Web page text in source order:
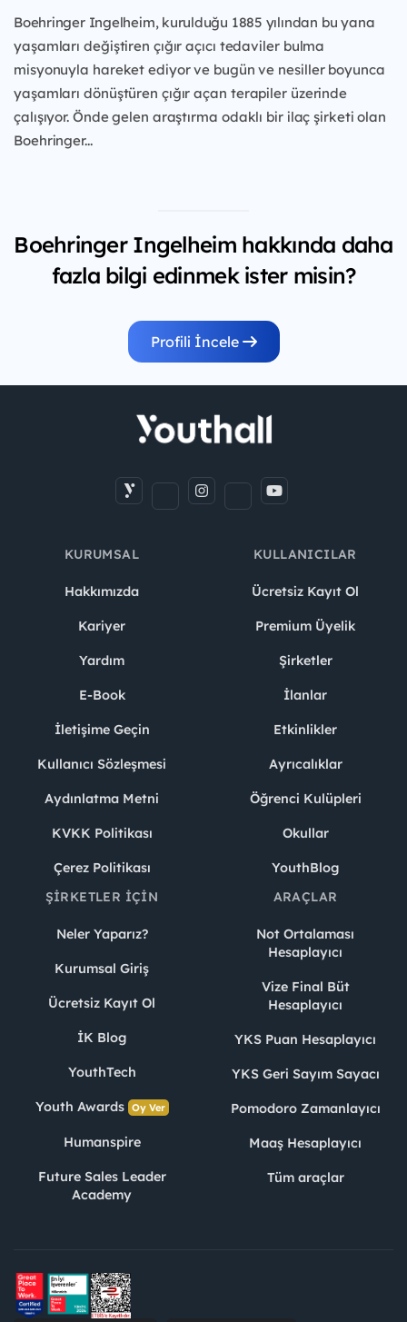
Boehringer Ingelheim, kurulduğu 1885 yılından bu yana
yaşamları değiştiren çığır açıcı tedaviler bulma
misyonuyla hareket ediyor ve bugün ve nesiller boyunca
yaşamları dönüştüren çığır açan terapiler üzerinde
çalışıyor. Önde gelen araştırma odaklı bir ilaç şirketi olan
Boehringer...
Boehringer Ingelheim hakkında daha
fazla bilgi edinmek ister misin?
Profili İncele
KURUMSAL
Hakkımızda
Kariyer
Yardım
E-Book
İletişime Geçin
Kullanıcı Sözleşmesi
Aydınlatma Metni
KVKK Politikası
Çerez Politikası
KULLANICILAR
Ücretsiz Kayıt Ol
Premium Üyelik
Şirketler
İlanlar
Etkinlikler
Ayrıcalıklar
Öğrenci Kulüpleri
Okullar
YouthBlog
ŞIRKETLER İÇIN
Neler Yaparız?
Kurumsal Giriş
Ücretsiz Kayıt Ol
İK Blog
YouthTech
Youth Awards Oy Ver
Humanspire
Future Sales Leader
Academy
ARAÇLAR
Not Ortalaması
Hesaplayıcı
Vize Final Büt
Hesaplayıcı
YKS Puan Hesaplayıcı
YKS Geri Sayım Sayacı
Pomodoro Zamanlayıcı
Maaş Hesaplayıcı
Tüm araçlar